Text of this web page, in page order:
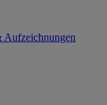
Aufzeichnungen